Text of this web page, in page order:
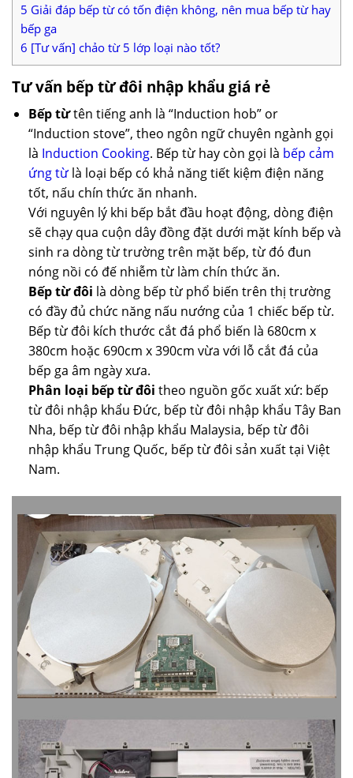
5 Giải đáp bếp từ có tốn điện không, nên mua bếp từ hay
bếp ga
6 [Tư vấn] chảo từ 5 lớp loại nào tốt?
Tư vấn bếp từ đôi nhập khẩu giá rẻ
Bếp từtên tiếng anh là “Induction hob” or
“Induction stove”, theo ngôn ngữ chuyên ngành gọi
là Induction Cooking. Bếp từ hay còn gọi là bếp cảm
ứng từlà loại bếp có khả năng tiết kiệm điện năng
tốt, nấu chín thức ăn nhanh.
Với nguyên lý khi bếp bắt đầu hoạt động, dòng điện
sẽ chạy qua cuộn dây đồng đặt dưới mặt kính bếp và
sinh ra dòng từ trường trên mặt bếp, từ đó đun
nóng nồi có đế nhiễm từ làm chín thức ăn.
Bếp từ đôi là dòng bếp từ phổ biến trên thị trường
có đầy đủ chức năng nấu nướng của 1 chiếc bếp từ.
Bếp từ đôi kích thước cắt đá phổ biến là 680cm x
380cm hoặc 690cm x 390cm vừa với lỗ cắt đá của
bếp ga âm ngày xưa.
Phân loại bếp từ đôi theo nguồn gốc xuất xứ: bếp
từ đôi nhập khẩu Đức, bếp từ đôi nhập khẩu Tây Ban
Nha, bếp từ đôi nhập khẩu Malaysia, bếp từ đôi
nhập khẩu Trung Quốc, bếp từ đôi sản xuất tại Việt
Nam.